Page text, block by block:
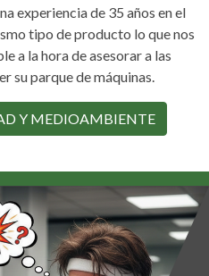
experiencia de 35 años en el
tipo de producto lo que nos
a la hora de asesorar a las
su parque de máquinas.
Y MEDIOAMBIENTE